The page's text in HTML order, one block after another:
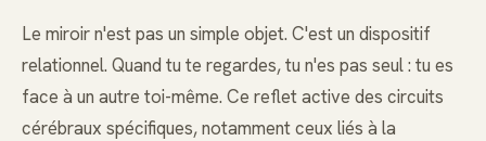
Le miroir n'est pas un simple objet. C'est un dispositif
relationnel. Quand tu te regardes, tu n'es pas seul : tu es
face à un autre toi-même. Ce reflet active des circuits
cérébraux spécifiques, notamment ceux liés à la